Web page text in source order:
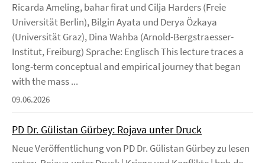
Ricarda Ameling, bahar firat und Cilja Harders (Freie
Universität Berlin), Bilgin Ayata und Derya Özkaya
(Universität Graz), Dina Wahba (Arnold-Bergstraesser-
Institut, Freiburg) Sprache: Englisch This lecture traces a
long-term conceptual and empirical journey that began
with the mass ...
09.06.2026
PD Dr. Gülistan Gürbey: Rojava unter Druck
Neue Veröffentlichung von PD Dr. Gülistan Gürbey zu lesen